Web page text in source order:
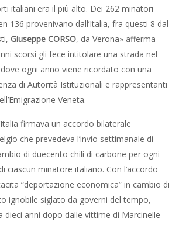
italiani era il più alto. Dei 262 minatori
136 provenivano dall’Italia, fra questi 8 dal
Giuseppe CORSO, da Verona» afferma
scorsi gli fece intitolare una strada nel
ogni anno viene ricordato con una
di Autorità Istituzionali e rappresentanti
Veneta.
firmava un accordo bilaterale
che prevedeva l’invio settimanale di
di duecento chili di carbone per ogni
ciascun minatore italiano. Con l’accordo
“deportazione economica” in cambio di
ignobile siglato da governi del tempo,
dieci anni dopo dalle vittime di Marcinelle